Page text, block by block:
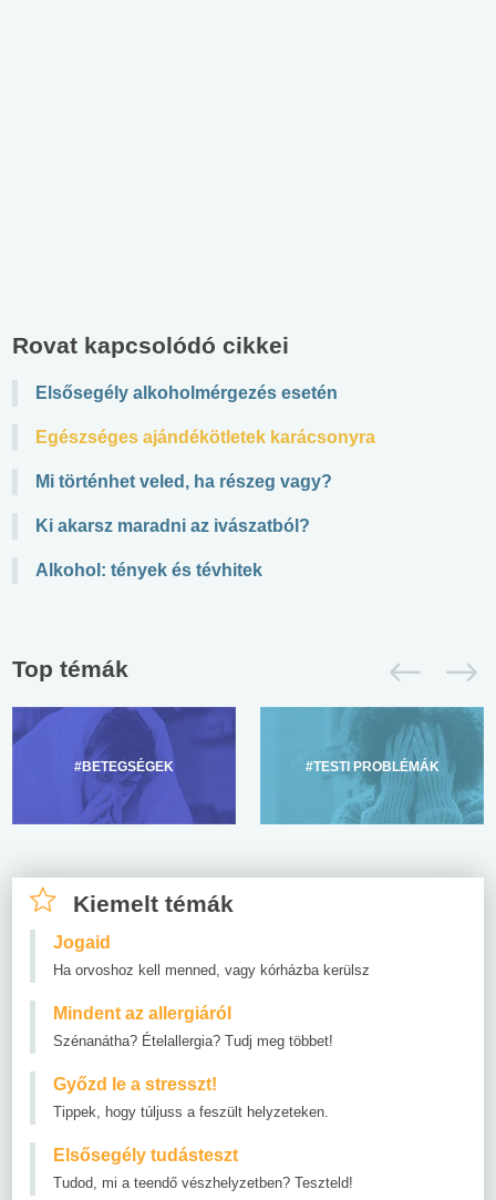
Rovat kapcsolódó cikkei
Elsősegély alkoholmérgezés esetén
Egészséges ajándékötletek karácsonyra
Mi történhet veled, ha részeg vagy?
Ki akarsz maradni az ivászatból?
Alkohol: tények és tévhitek
Top témák
#BETEGSÉGEK #TESTI PROBLÉMÁK
Kiemelt témák
Jogaid
Ha orvoshoz kell menned, vagy kórházba kerülsz
Mindent az allergiáról
Szénanátha? Ételallergia? Tudj meg többet!
Győzd le a stresszt!
Tippek, hogy túljuss a feszült helyzeteken.
Elsősegély tudásteszt
Tudod, mi a teendő vészhelyzetben? Teszteld!